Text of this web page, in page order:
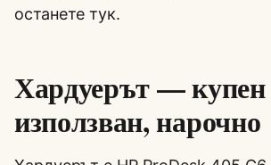
останете тук.
Хардуерът — купен
използван, нарочно